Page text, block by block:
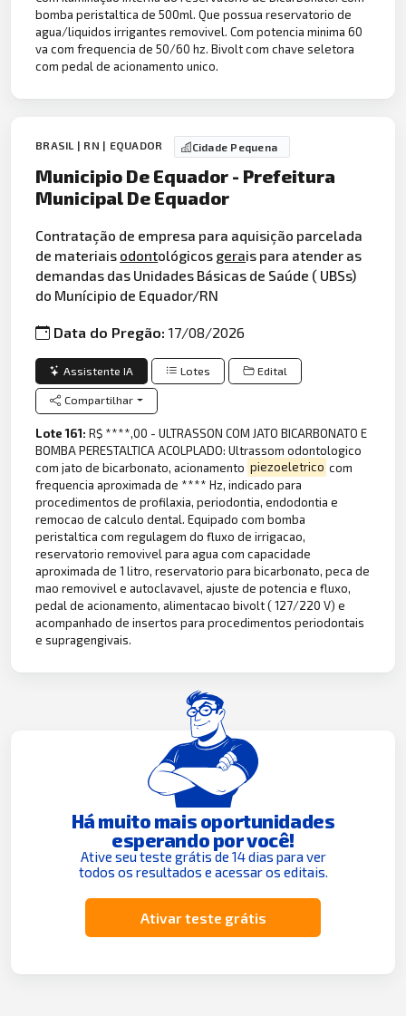
bomba peristaltica de 500ml. Que possua reservatorio de
agua/liquidos irrigantes removivel. Com potencia minima 60
va com frequencia de 50/60 hz. Bivolt com chave seletora
com pedal de acionamento unico.
BRASIL | RN | EQUADOR Cidade Pequena
Municipio De Equador - Prefeitura
Municipal De Equador
Contratação de empresa para aquisição parcelada
de materiais odontológicos gerais para atender as
demandas das Unidades Básicas de Saúde ( UBSs)
do Munícipio de Equador/RN
Data do Pregão:17/08/2026
Assistente IA Lotes Edital
Compartilhar
Lote 161:R$ ****,00 - ULTRASSON COM JATO BICARBONATO E
BOMBA PERESTALTICA ACOLPLADO: Ultrassom odontologico
com jato de bicarbonato, acionamento piezoeletrico com
frequencia aproximada de **** Hz, indicado para
procedimentos de profilaxia, periodontia, endodontia e
remocao de calculo dental. Equipado com bomba
peristaltica com regulagem do fluxo de irrigacao,
reservatorio removivel para agua com capacidade
aproximada de 1 litro, reservatorio para bicarbonato, peca de
mao removivel e autoclavavel, ajuste de potencia e fluxo,
pedal de acionamento, alimentacao bivolt ( 127/220 V) e
acompanhado de insertos para procedimentos periodontais
e supragengivais.
Há muito mais oportunidades
esperando por você!
Ative seu teste grátis de 14 dias para ver
todos os resultados e acessar os editais.
Ativar teste grátis